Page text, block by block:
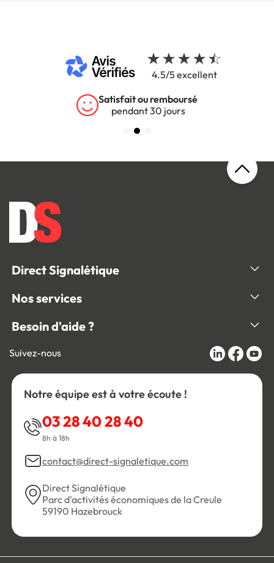
4.5/5 excellent
Satisfait ou remboursé
pendant 30 jours
Direct Signalétique
Nos services
Besoin d'aide ?
Suivez-nous
Notre équipe est à votre écoute !
03 28 40 28 40
8h à 18h
contact@direct-signaletique.com
Direct Signalétique
Parc d'activités économiques de la Creule
59190 Hazebrouck